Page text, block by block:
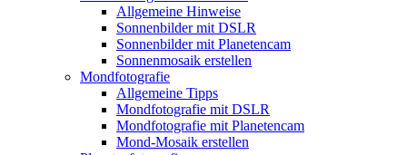
Allgemeine Hinweise
Sonnenbilder mit DSLR
Sonnenbilder mit Planetencam
Sonnenmosaik erstellen
Mondfotografie
Allgemeine Tipps
Mondfotografie mit DSLR
Mondfotografie mit Planetencam
Mond-Mosaik erstellen